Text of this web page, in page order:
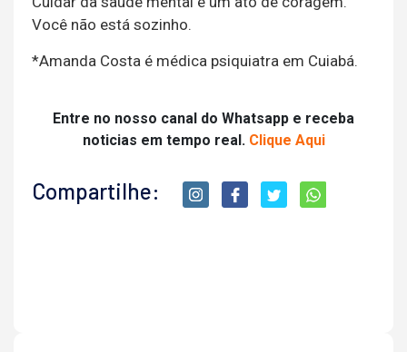
Você não está sozinho.
*Amanda Costa é médica psiquiatra em Cuiabá.
Entre no nosso canal do Whatsapp e receba
noticias em tempo real. Clique Aqui
Compartilhe: